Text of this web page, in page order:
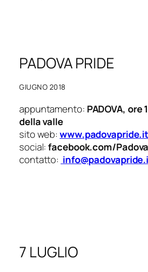
PADOVA PRIDE
GIUGNO 2018
appuntamento: PADOVA, ore
della valle
sito web:www.padovapride.it
social:facebook.com/
contatto:
7 LUGLIO